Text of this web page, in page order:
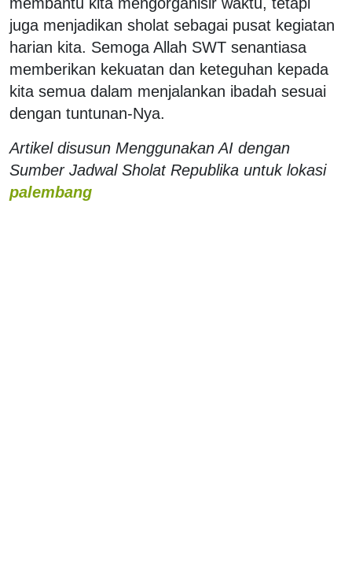
juga menjadikan sholat sebagai pusat kegiatan
harian kita. Semoga Allah SWT senantiasa
memberikan kekuatan dan keteguhan kepada
kita semua dalam menjalankan ibadah sesuai
dengan tuntunan-Nya.
Artikel disusun Menggunakan AI dengan
Sumber Jadwal Sholat Republika untuk lokasi
palembang